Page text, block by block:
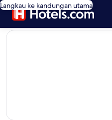
Langkau ke kandungan utama
editorial